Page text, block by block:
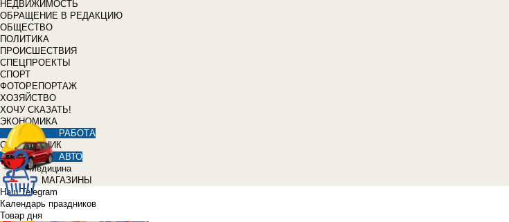
НЕДВИЖИМОСТЬ
ОБРАЩЕНИЕ В РЕДАКЦИЮ
ОБЩЕСТВО
ПОЛИТИКА
ПРОИСШЕСТВИЯ
СПЕЦПРОЕКТЫ
СПОРТ
ФОТОРЕПОРТАЖ
ХОЗЯЙСТВО
ХОЧУ СКАЗАТЬ!
ЭКОНОМИКА
РАБОТА
СПРАВОЧНИК
АВТО
Медицина
МАГАЗИНЫ
Наш Telegram
Календарь праздников
Товар дня